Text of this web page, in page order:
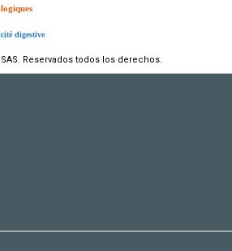
digestive
Reservados todos los derechos.